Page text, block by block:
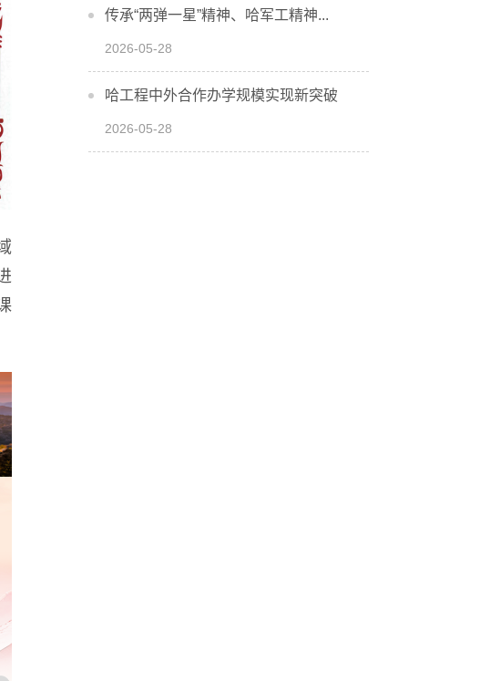
传承“两弹一星”精神、哈军工精神...
2026-05-28
哈工程中外合作办学规模实现新突破
2026-05-28